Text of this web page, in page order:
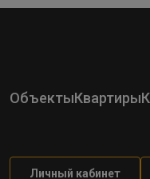
ОбъектыКвартиры
Личный кабинет